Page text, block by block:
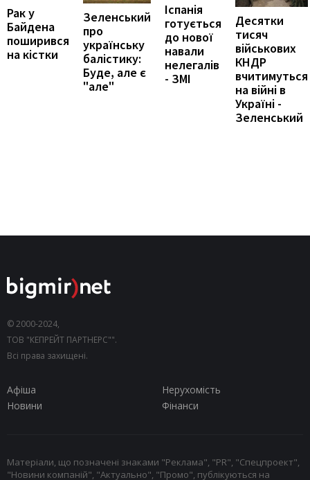
Рак у
Байдена
поширився
на кістки
Зеленський
про
українську
балістику:
Буде, але є
"але"
Іспанія
готується
до нової
навали
нелегалів
- ЗМІ
Десятки
тисяч
військових
КНДР
вчитимуться
на війні в
Україні -
Зеленський
© 2000-2024,
ТОВ "КЕПРЕЙТ ПАРТНЕРС"".
Всі права захищені.
Афіша
Нерухомість
Новини
Фінанси
Матеріали, що позначені знаками "Реклама", "PR", "Спецпроект",
"Новини компаній", "Актуально", "Промо", публікуються на